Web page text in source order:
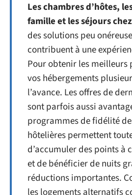
Les chambres d’hôtes,
famille et les séjours
des solutions peu
contribuent à une
Pour obtenir les meilleurs
vos hébergements
l’avance. Les offres de
sont parfois aussi
programmes de fidélité
hôtelières permettent
d’accumuler des points à
et de bénéficier de nuits
réductions importantes.